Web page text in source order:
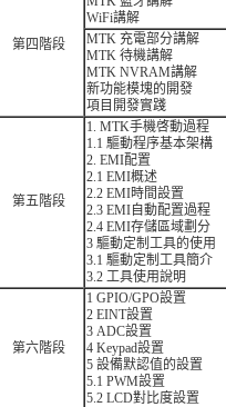
第四階段
WiFi講解
MTK 充電部分講解
MTK 待機講解
MTK NVRAM講解
新功能模塊的開發
項目開發實踐
第五階段
1. MTK手機啓動過程
1.1 驅動程序基本架構
2. EMI配置
2.1 EMI概述
2.2 EMI時間設置
2.3 EMI自動配置過程
2.4 EMI存儲區域劃分
3 驅動定制工具的使用
3.1 驅動定制工具簡介
3.2 工具使用說明
第六階段
1 GPIO/GPO設置
2 EINT設置
3 ADC設置
4 Keypad設置
5 設備默認值的設置
5.1 PWM設置
5.2 LCD對比度設置